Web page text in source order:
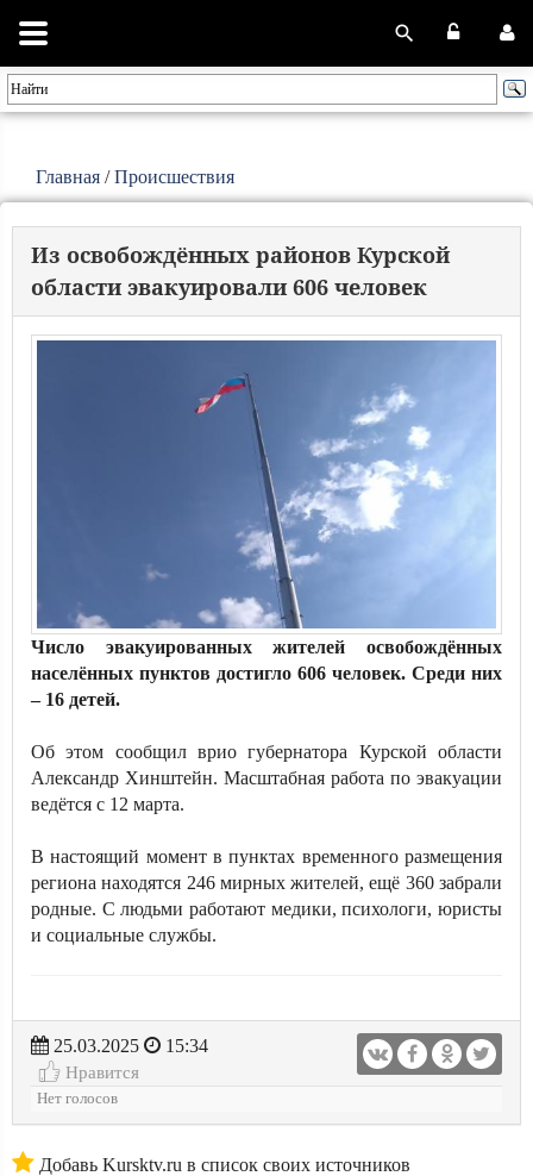
Главная /Происшествия
Из освобождённых районов Курской
области эвакуировали 606 человек
Число эвакуированных жителей освобождённых
населённых пунктов достигло 606 человек. Среди них
– 16 детей.
Об этом сообщил врио губернатора Курской области
Александр Хинштейн. Масштабная работа по эвакуации
ведётся с 12 марта.
В настоящий момент в пунктах временного размещения
региона находятся 246 мирных жителей, ещё 360 забрали
родные. С людьми работают медики, психологи, юристы
и социальные службы.
25.03.2025
15:34
Нравится
Нет голосов
Добавь Kursktv.ru в список своих источников